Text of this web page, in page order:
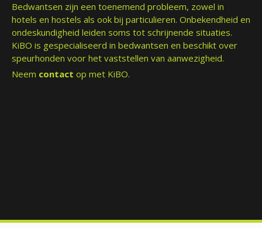
Bedwantsen zijn een toenemend probleem, zowel in
hotels en hostels als ook bij particulieren. Onbekendheid en
ondeskundigheid leiden soms tot schrijnende situaties.
KiBO is gespecialiseerd in bedwantsen en beschikt over
speurhonden voor het vaststellen van aanwezigheid.
Neem contact op met KiBO.